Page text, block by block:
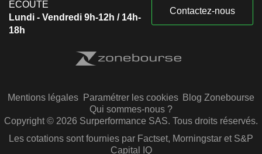
ÉCOUTE
Lundi - Vendredi 9h-12h / 14h-
18h
Contactez-nous
Mentions légales Paramétrer les cookies Blog Zonebourse
Qui sommes-nous ?
Copyright © 2026 Surperformance SAS. Tous droits réservés.
Les cotations sont fournies par Factset, Morningstar et S&P
Capital IQ